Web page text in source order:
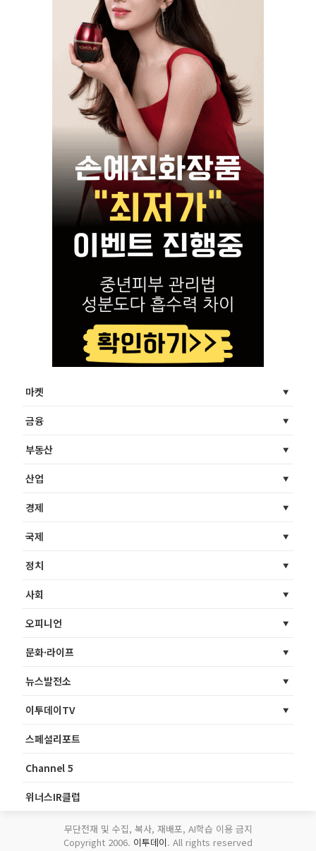
마켓
금융
부동산
산업
경제
국제
정치
사회
오피니언
문화·라이프
뉴스발전소
이투데이TV
스페셜리포트
Channel 5
위너스IR클럽
무단전재 및 수집, 복사, 재배포, AI학습 이용 금지
Copyright 2006. 이투데이. All rights reserved